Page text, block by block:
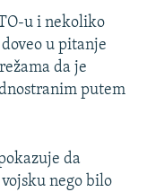
u i nekoliko
u pitanje
da je
putem
da
nego bilo